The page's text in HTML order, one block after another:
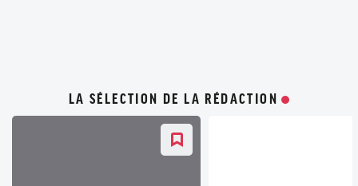
LA SÉLECTION DE LA RÉDACTION